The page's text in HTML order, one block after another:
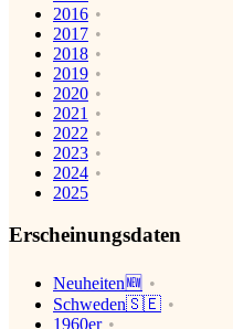
2016
2017
2018
2019
2020
2021
2022
2023
2024
2025
Erscheinungsdaten
Neuheiten🆕
Schweden🇸🇪
1960er